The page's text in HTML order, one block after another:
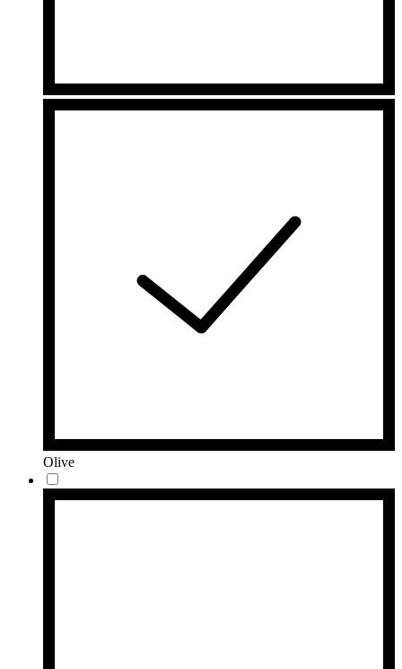
Olive